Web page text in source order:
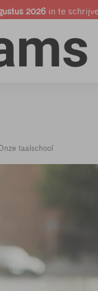
2026in te
& Pro's Shop
taalschool